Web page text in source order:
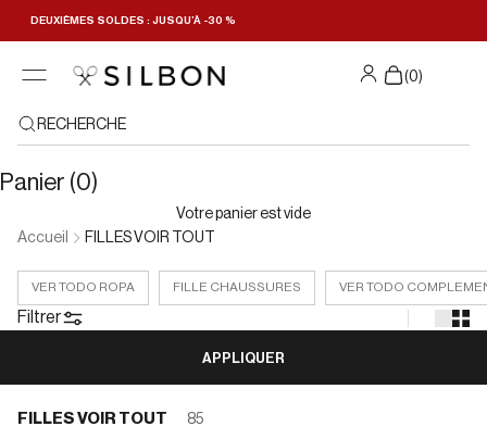
DEUXIÈMES SOLDES : JUSQU’À -30 %
(0)
RECHERCHE
Panier (0)
Votre panier est vide
Accueil
FILLES VOIR TOUT
VER TODO ROPA FILLE CHAUSSURES VER TODO
Filtrer
APPLIQUER
FILLES VOIR TOUT 85